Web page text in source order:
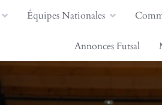
Équipes Nationales
Annonces Futsal